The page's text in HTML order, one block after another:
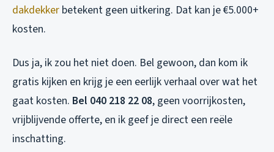
dakdekker betekent geen uitkering. Dat kan je €5.000+
kosten.
Dus ja, ik zou het niet doen. Bel gewoon, dan kom ik
gratis kijken en krijg je een eerlijk verhaal over wat het
gaat kosten. Bel 040 218 22 08, geen voorrijkosten,
vrijblijvende offerte, en ik geef je direct een reële
inschatting.